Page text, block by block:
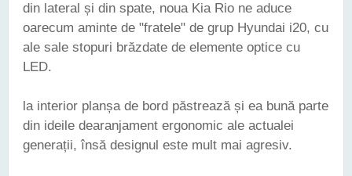
din lateral și din spate, noua Kia Rio ne aduce
oarecum aminte de "fratele" de grup Hyundai i20, cu
ale sale stopuri brăzdate de elemente optice cu
LED.
la interior planșa de bord păstrează și ea bună parte
din ideile dearanjament ergonomic ale actualei
generații, însă designul este mult mai agresiv.